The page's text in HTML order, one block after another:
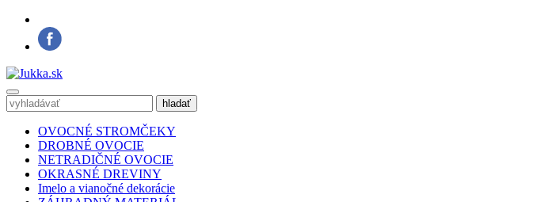
OVOCNÉ STROMČEKY
DROBNÉ OVOCIE
NETRADIČNÉ OVOCIE
OKRASNÉ DREVINY
Imelo a vianočné dekorácie